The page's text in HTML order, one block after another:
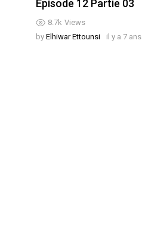
8.7k Views
Episode 12 Partie 03
by Elhiwar Ettounsi il y a 7 ans